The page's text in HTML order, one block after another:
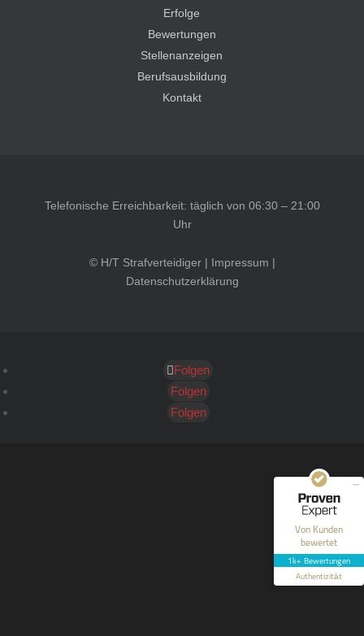
Erfolge
Bewertungen
Stellenanzeigen
Berufsausbildung
Kontakt
Telefonische Erreichbarkeit: täglich von 06:30 – 21:00
Uhr
© H/T Strafverteidiger | Impressum |
Datenschutzerklärung
Folgen
Folgen
Folgen
Von Kunden
bewertet
1k+ Bewertungen
Authentizität
Kundenbewertungen und Erfahrungen zu
SEHR GUT
40
Bewertungen auf
ProvenExpert.com
Blick aufs ProvenExpert-Profil werfen